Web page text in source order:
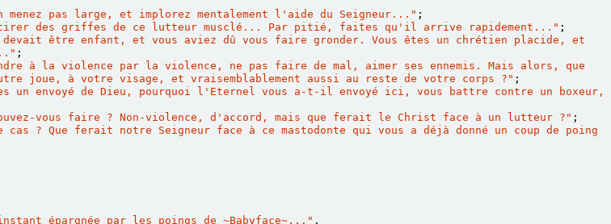
pas large, et implorez mentalement l'aide du Seigneur..." ;
tirer des griffes de ce lutteur musclé... Par pitié, faites qu'il arrive rapidement..." ;
être enfant, et vous aviez dû vous faire gronder. Vous êtes un chrétien placide, et
;
à la violence par la violence, ne pas faire de mal, aimer ses ennemis. Mais alors, que
joue, à votre visage, et vraisemblablement aussi au reste de votre corps ?" ;
un envoyé de Dieu, pourquoi l'Eternel vous a-t-il envoyé ici, vous battre contre un boxeur,
vous faire ? Non-violence, d'accord, mais que ferait le Christ face à un lutteur ?" ;
? Que ferait notre Seigneur face à ce mastodonte qui vous a déjà donné un coup de poing
épargnée par les poings de ~Babyface~ ..." ,